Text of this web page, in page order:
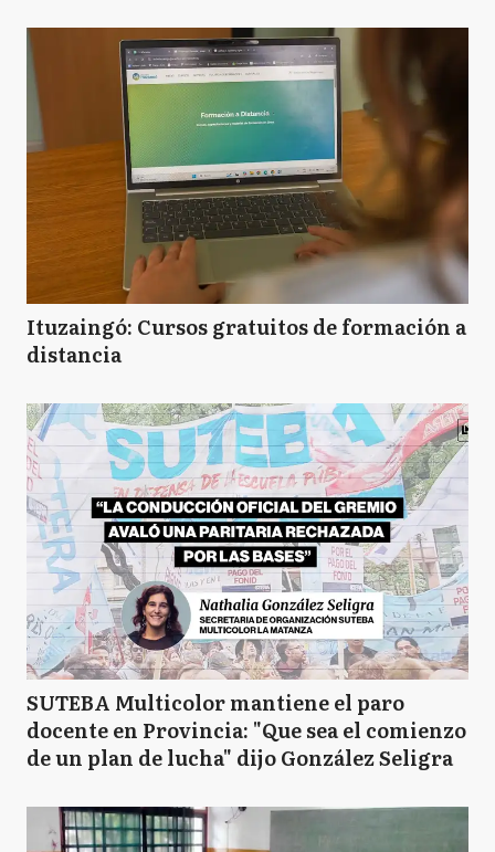
Ituzaingó: Cursos gratuitos de formación a
distancia
SUTEBA Multicolor mantiene el paro
docente en Provincia: "Que sea el comienzo
de un plan de lucha" dijo González Seligra